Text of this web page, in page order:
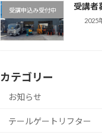
受講申込み受付中 受講者
2025
カテゴリー
お知らせ
テールゲートリフター